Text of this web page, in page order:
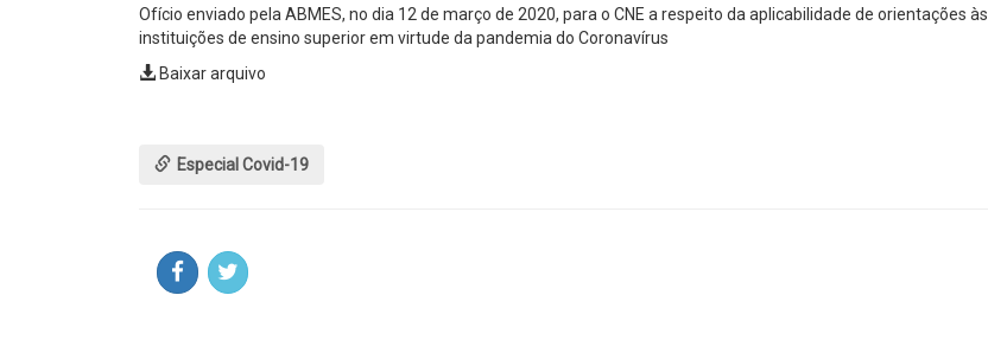
Ofício enviado pela ABMES, no dia 12 de março de 2020, para o CNE a respeito da aplicabilidade de orientações às
instituições de ensino superior em virtude da pandemia do Coronavírus
Baixar arquivo
Especial Covid-19